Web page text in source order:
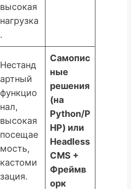
высокая
нагрузка
.
Нестанд
артный
функцио
нал,
высокая
посещае
мость,
кастоми
зация.
Самопис
ные
решения
(на
Python/P
HP) или
Headless
CMS +
Фреймв
орк